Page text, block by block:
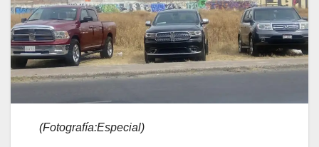
(Fotografía:Especial)